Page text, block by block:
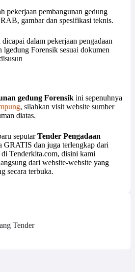
pekerjaan pembangunan gedung
gambar dan spesifikasi teknis.
dalam pekerjaan pengadaan
lgedung Forensik sesuai dokumen
gedung Forensik ini sepenuhnya
, silahkan visit website sumber
diatas.
seputarTender Pengadaan
GRATIS dan juga terlengkap dari
Tenderkita.com, disini kami
dari website-website yang
secara terbuka.
Tender